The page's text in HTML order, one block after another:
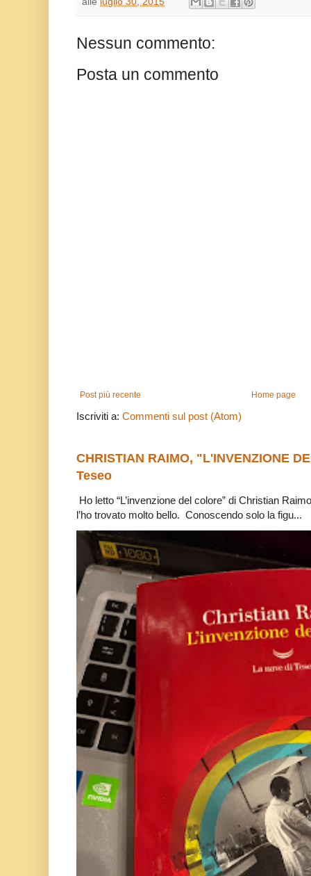
Nessun commento:
Posta un commento
Post più recente Home page
Iscriviti a: Commenti sul post (Atom)
CHRISTIAN RAIMO, "L'INVENZIONE
Teseo
Ho letto “L’invenzione del colore” di Christian
l’ho trovato molto bello. Conoscendo solo la figu...